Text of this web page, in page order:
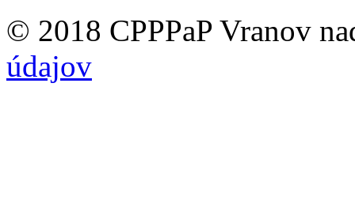
© 2018 CPPPaP Vranov
údajov